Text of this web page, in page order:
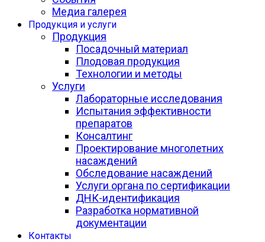
Медиа галерея
Продукция и услуги
Продукция
Посадочный материал
Плодовая продукция
Технологии и методы
Услуги
Лабораторные исследования
Испытания эффективности
препаратов
Консалтинг
Проектирование многолетних
насаждений
Обследование насаждений
Услуги органа по сертификации
ДНК-идентификация
Разработка нормативной
документации
Контакты